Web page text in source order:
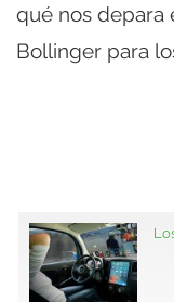
qué nos depara
Bollinger para